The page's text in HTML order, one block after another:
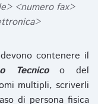
<numero fax>
contenere il
Tecnicoo del
multipli, scriverli
di persona fisica